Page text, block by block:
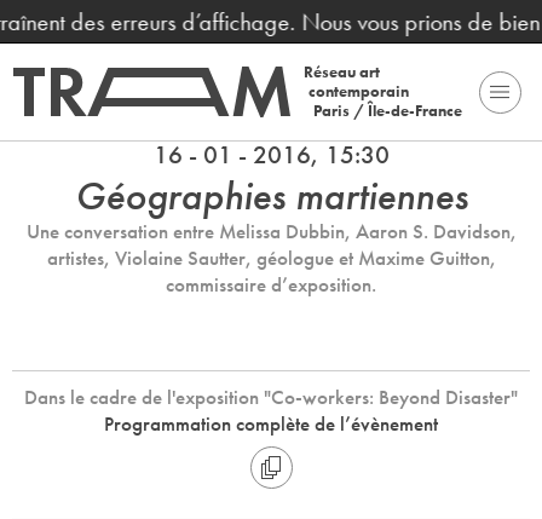
des erreurs d’affichage. Nous vous prions de
Réseau art
contemporain
Paris / Île-de-France
16 - 01 - 2016, 15:30
Géographies martiennes
Une conversation entre Melissa Dubbin, Aaron S. Davidson,
artistes, Violaine Sautter, géologue et Maxime Guitton,
commissaire d’exposition.
Dans le cadre de l'exposition "Co-workers: Beyond Disaster"
Programmation complète de l’évènement